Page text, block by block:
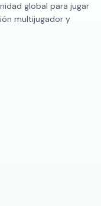
global para jugar
multijugador y